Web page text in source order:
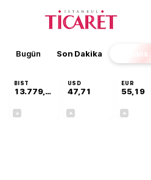
Bugün Son Dakika Finans
BIST
13.779,39
USD
47,71
EUR
55,19